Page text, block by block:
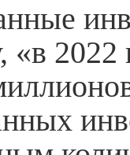
«в 2022